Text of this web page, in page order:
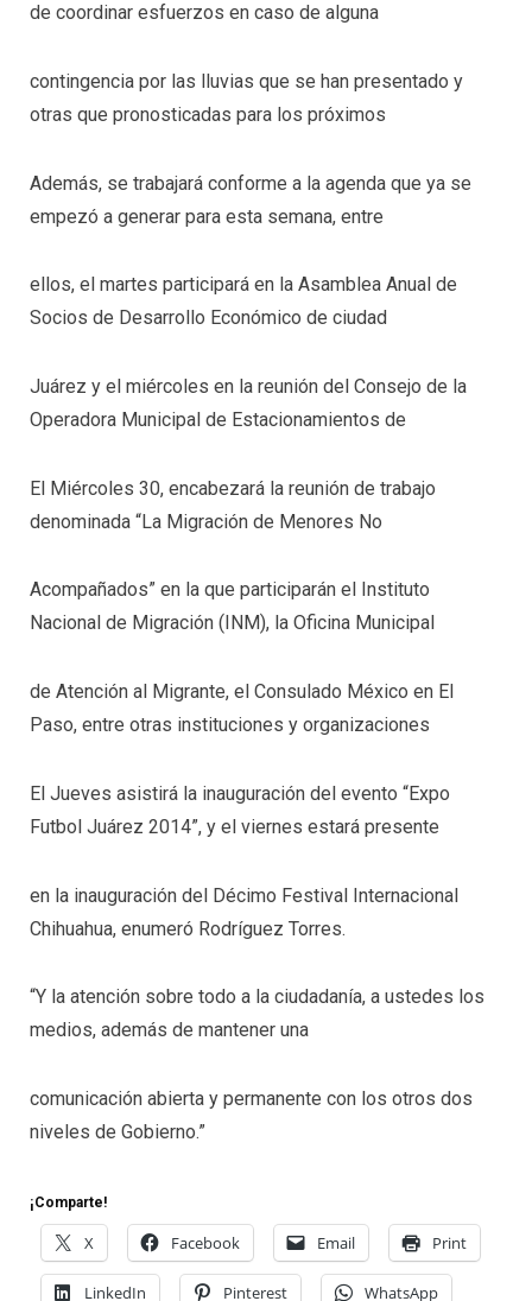
de coordinar esfuerzos en caso de alguna
contingencia por las lluvias que se han presentado y
otras que pronosticadas para los próximos
Además, se trabajará conforme a la agenda que ya se
empezó a generar para esta semana, entre
ellos, el martes participará en la Asamblea Anual de
Socios de Desarrollo Económico de ciudad
Juárez y el miércoles en la reunión del Consejo de la
Operadora Municipal de Estacionamientos de
El Miércoles 30, encabezará la reunión de trabajo
denominada “La Migración de Menores No
Acompañados” en la que participarán el Instituto
Nacional de Migración (INM), la Oficina Municipal
de Atención al Migrante, el Consulado México en El
Paso, entre otras instituciones y organizaciones
El Jueves asistirá la inauguración del evento “Expo
Futbol Juárez 2014”, y el viernes estará presente
en la inauguración del Décimo Festival Internacional
Chihuahua, enumeró Rodríguez Torres.
“Y la atención sobre todo a la ciudadanía, a ustedes los
medios, además de mantener una
comunicación abierta y permanente con los otros dos
niveles de Gobierno.”
¡Comparte!
X Facebook Email Print
LinkedIn Pinterest WhatsApp